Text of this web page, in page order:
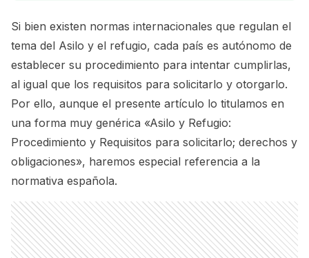
Si bien existen normas internacionales que regulan el
tema del Asilo y el refugio, cada país es autónomo de
establecer su procedimiento para intentar cumplirlas,
al igual que los requisitos para solicitarlo y otorgarlo.
Por ello, aunque el presente artículo lo titulamos en
una forma muy genérica «Asilo y Refugio:
Procedimiento y Requisitos para solicitarlo; derechos y
obligaciones», haremos especial referencia a la
normativa española.